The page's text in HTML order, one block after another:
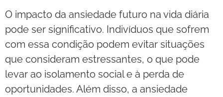
O impacto da ansiedade futuro na vida diária
pode ser significativo. Indivíduos que sofrem
com essa condição podem evitar situações
que consideram estressantes, o que pode
levar ao isolamento social e à perda de
oportunidades. Além disso, a ansiedade